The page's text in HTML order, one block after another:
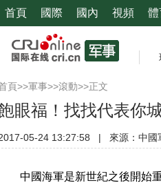
首頁 國際 國內 視頻 體
頁>>軍事>>滾動>>正文
眼福！找找代表你
05-24 13:27:58 | 來源： 中國
中國海軍是新世紀之後開始重